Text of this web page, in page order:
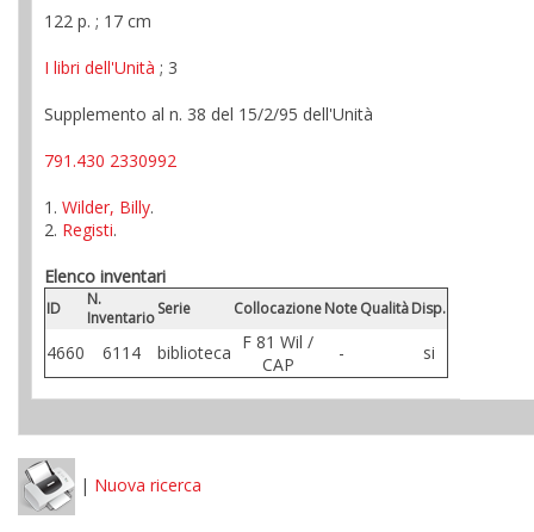
122 p. ; 17 cm
I libri dell'Unità ; 3
Supplemento al n. 38 del 15/2/95 dell'Unità
791.430 2330992
1. Wilder, Billy.
2. Registi.
Elenco inventari
ID
N.
InventarioSerie CollocazioneNoteQualitàDisp.
4660 6114 biblioteca F 81 Wil /
CAP
- si
| Nuova ricerca